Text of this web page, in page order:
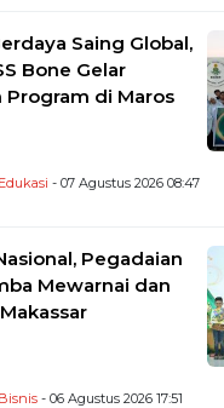
Saing Global,
Bone Gelar
Program di Maros
Edukasi - 07 Agustus 2026 08:47
Pegadaian
Mewarnai dan
Bisnis - 06 Agustus 2026 17:51